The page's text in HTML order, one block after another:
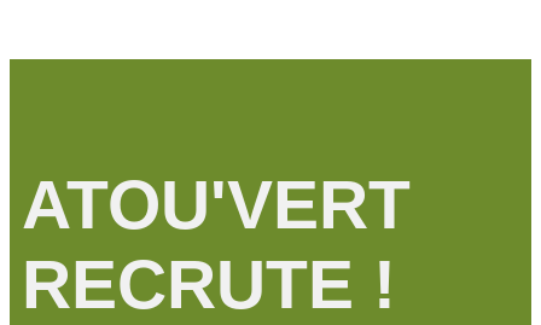
ATOU'VERT
RECRUTE !